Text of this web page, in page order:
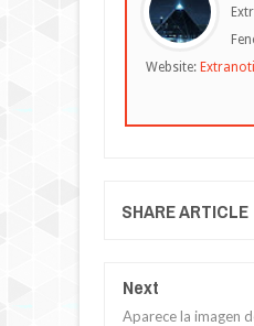
Website:
SHARE ARTICLE
Next
Aparece la imagen